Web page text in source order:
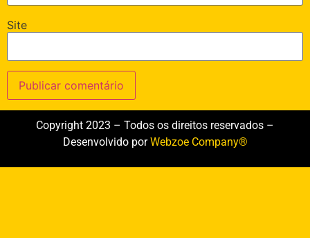
Site
Copyright 2023 – Todos os direitos reservados –
Desenvolvido porWebzoe Company®